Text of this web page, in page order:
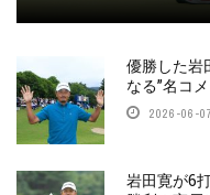
優勝した岩
なる”名コ
2026-06-
岩田寛が6